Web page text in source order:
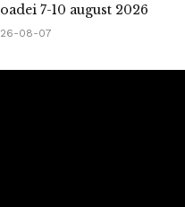
7-10 august 2026
08-07